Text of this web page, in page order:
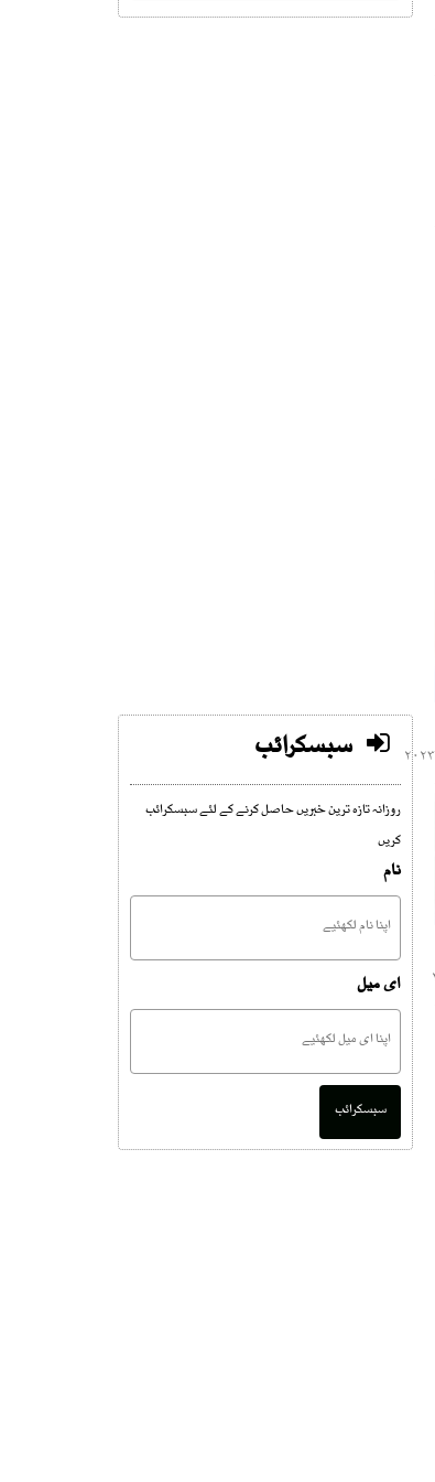
سبسکرائب
روزانہ تازہ ترین خبریں حاصل کرنے کے لئے سبسکرائب
کریں
نام
ای میل
سبسکرائب